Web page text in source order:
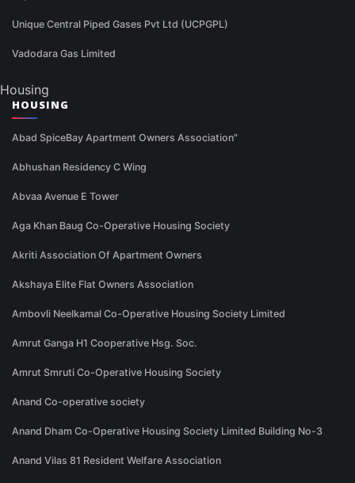
Unique Central Piped Gases Pvt Ltd (UCPGPL)
Vadodara Gas Limited
Housing
HOUSING
Abad SpiceBay Apartment Owners Association"
Abhushan Residency C Wing
Abvaa Avenue E Tower
Aga Khan Baug Co-Operative Housing Society
Akriti Association Of Apartment Owners
Akshaya Elite Flat Owners Association
Ambovli Neelkamal Co-Operative Housing Society Limited
Amrut Ganga H1 Cooperative Hsg. Soc.
Amrut Smruti Co-Operative Housing Society
Anand Co-operative society
Anand Dham Co-Operative Housing Society Limited Building No-3
Anand Vilas 81 Resident Welfare Association